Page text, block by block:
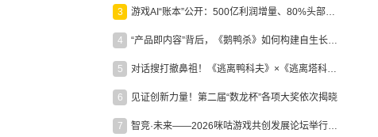
3 游戏AI“账本”公开：500亿利润增量、80%头部入局，谁在闷声发财？
4 “产品即内容”背后，《鹅鸭杀》如何构建自生长生态？
5 对话搜打撤鼻祖！《逃离鸭科夫》×《逃离塔科夫》官方线下沙龙落幕
6 见证创新力量！第二届“数龙杯”各项大奖依次揭晓
7 智竞·未来——2026咪咕游戏共创发展论坛举行：聚力精品内容、AI创作与电竞生态，共建高品质益智健康游戏社区